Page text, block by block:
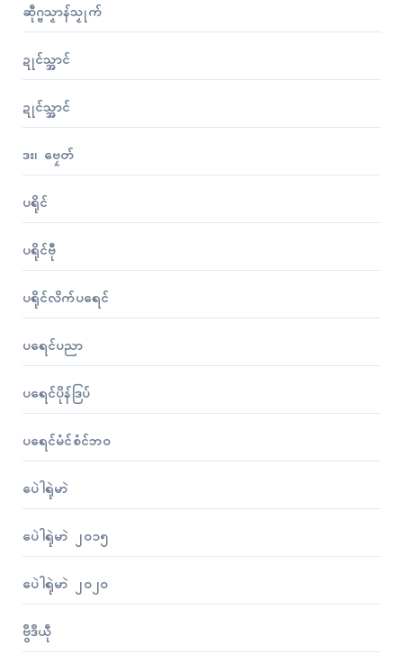
ဆဵုဂ္ဗသၟာန်သၟုက်
ဍုၚ်သ္အာၚ်
ဍုၚ်သ္အာၚ်
ဒး၊ ဗၠေတ်
ပရိုၚ်
ပရိုၚ်ဗီု
ပရိုၚ်လိက်ပရေၚ်
ပရေၚ်ပညာ
ပရေၚ်ပိုန်ဒြပ်
ပရေၚ်မံၚ်စံၚ်ဘဝ
ပေဲါရုဲမာဲ
ပေဲါရုဲမာဲ ၂၀၁၅
ပေဲါရုဲမာဲ ၂၀၂၀
ဗွဳဒဳယဵု